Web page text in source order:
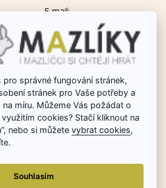
E-mail:
eshop@promazliky.eu
Mobil: 728677864
po-pá 9:00-19:00
Messenger:
hrackynejenprousacky
pro správné fungování stránek,
stránek pro Vaše potřeby a
míru. Můžeme Vás požádat o
cookies? Stačí kliknout na
nebo si můžetevybrat cookies,
Souhlasím